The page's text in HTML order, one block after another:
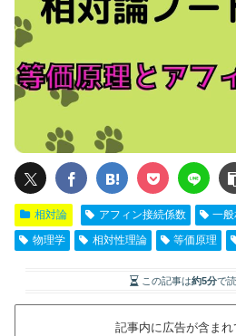
相対論 アフィン接続係数 一
物理学
相対性理論 等価原理
この記事は約5分で
記事内に広告が含まれ